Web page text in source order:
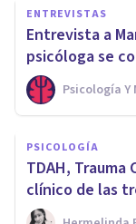
ENTREVISTAS
Entrevista a
psicóloga se
Psicología Y
PSICOLOGÍA
TDAH,
clínico de las